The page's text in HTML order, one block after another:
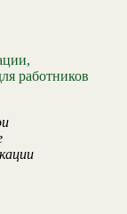
работников